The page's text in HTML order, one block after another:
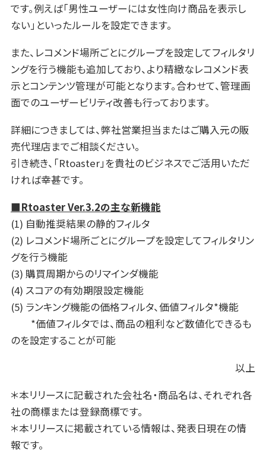
です。例えば「男性ユーザーには女性向け商品を表示し
ない」といったルールを設定できます。
また、レコメンド場所ごとにグループを設定してフィルタリ
ングを行う機能も追加しており、より精緻なレコメンド表
示とコンテンツ管理が可能となります。合わせて、管理画
面でのユーザービリティ改善も行っております。
詳細につきましては、弊社営業担当またはご購入元の販
売代理店までご相談ください。
引き続き、「Rtoaster」を貴社のビジネスでご活用いただ
ければ幸甚です。
■Rtoaster Ver.3.2の主な新機能
(1) 自動推奨結果の静的フィルタ
(2) レコメンド場所ごとにグループを設定してフィルタリン
グを行う機能
(3) 購買周期からのリマインダ機能
(4) スコアの有効期限設定機能
(5) ランキング機能の価格フィルタ、価値フィルタ*機能
*価値フィルタでは、商品の粗利など数値化できるも
のを設定することが可能
以上
＊本リリースに記載された会社名・商品名は、それぞれ各
社の商標または登録商標です。
＊本リリースに掲載されている情報は、発表日現在の情
報です。